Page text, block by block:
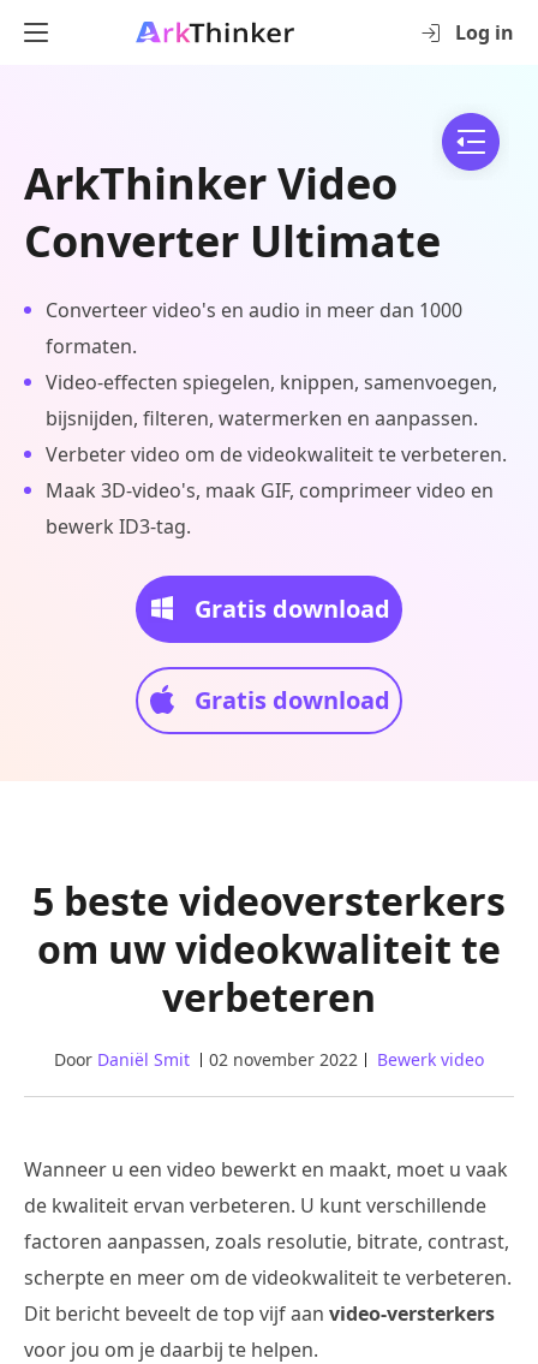
Log in
ArkThinker Video
Converter Ultimate
Converteer video's en audio in meer dan 1000
formaten.
Video-effecten spiegelen, knippen, samenvoegen,
bijsnijden, filteren, watermerken en aanpassen.
Verbeter video om de videokwaliteit te verbeteren.
Maak 3D-video's, maak GIF, comprimeer video en
bewerk ID3-tag.
Gratis download
Gratis download
5 beste videoversterkers
om uw videokwaliteit te
verbeteren
Door Daniël Smit 02 november 2022 Bewerk video
Wanneer u een video bewerkt en maakt, moet u vaak
de kwaliteit ervan verbeteren. U kunt verschillende
factoren aanpassen, zoals resolutie, bitrate, contrast,
scherpte en meer om de videokwaliteit te verbeteren.
Dit bericht beveelt de top vijf aan video-versterkers
voor jou om je daarbij te helpen.